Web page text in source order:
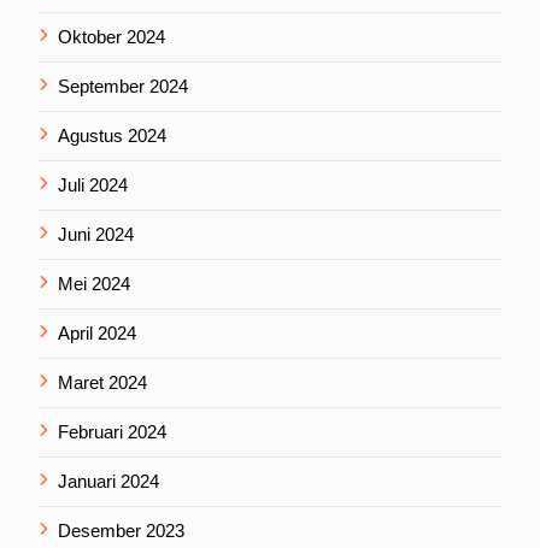
Oktober 2024
September 2024
Agustus 2024
Juli 2024
Juni 2024
Mei 2024
April 2024
Maret 2024
Februari 2024
Januari 2024
Desember 2023